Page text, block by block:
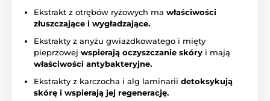
Ekstrakt z otrębów ryżowych ma właściwości
złuszczające i wygładzające.
Ekstrakty z anyżu gwiazdkowatego i mięty
pieprzowej wspierają oczyszczanie skóry i mają
właściwości antybakteryjne.
Ekstrakty z karczocha i alg laminarii detoksykują
skórę i wspierają jej regenerację.